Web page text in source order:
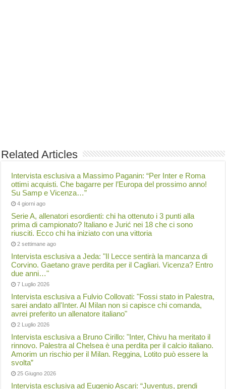
Related Articles
Intervista esclusiva a Massimo Paganin: “Per Inter e Roma
ottimi acquisti. Che bagarre per l’Europa del prossimo anno!
Su Samp e Vicenza…”
4 giorni ago
Serie A, allenatori esordienti: chi ha ottenuto i 3 punti alla
prima di campionato? Italiano e Jurić nei 18 che ci sono
riusciti. Ecco chi ha iniziato con una vittoria
2 settimane ago
Intervista esclusiva a Jeda: "Il Lecce sentirà la mancanza di
Corvino. Gaetano grave perdita per il Cagliari. Vicenza? Entro
due anni…"
7 Luglio 2026
Intervista esclusiva a Fulvio Collovati: "Fossi stato in Palestra,
sarei andato all'Inter. Al Milan non si capisce chi comanda,
avrei preferito un allenatore italiano"
2 Luglio 2026
Intervista esclusiva a Bruno Cirillo: "Inter, Chivu ha meritato il
rinnovo. Palestra al Chelsea è una perdita per il calcio italiano.
Amorim un rischio per il Milan. Reggina, Lotito può essere la
svolta”
25 Giugno 2026
Intervista esclusiva ad Eugenio Ascari: “Juventus, prendi